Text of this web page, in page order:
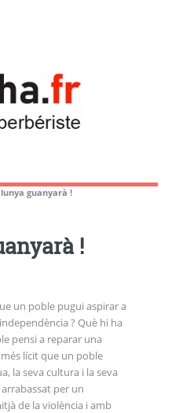
guanyarà !
!
un poble pugui aspirar a
? Què hi ha
pensi a reparar una
lícit que un poble
per un
de la violència i amb